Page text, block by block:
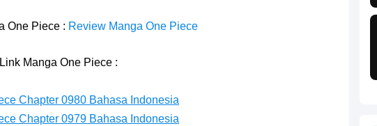
Piece, All Star Yang Jadi Penanggung Jawab Penjara Udon
One Piece : Review Manga One Piece
Manga One Piece :
Chapter 0980 Bahasa Indonesia
Chapter 0979 Bahasa Indonesia